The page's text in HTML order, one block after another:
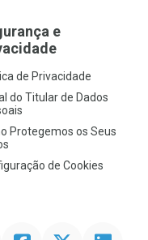
e
de Privacidade
do Titular de Dados
Protegemos os Seus
de Cookies
FacebookTwitter Linkedin